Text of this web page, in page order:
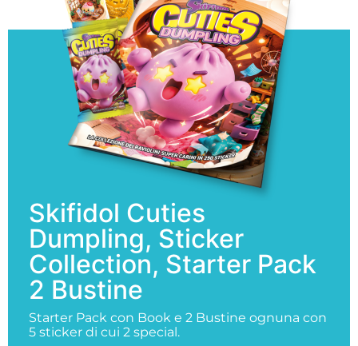
Skifidol Cuties
Dumpling, Sticker
Collection, Starter Pack
2 Bustine
Starter Pack con Book e 2 Bustine ognuna con
5 sticker di cui 2 special.